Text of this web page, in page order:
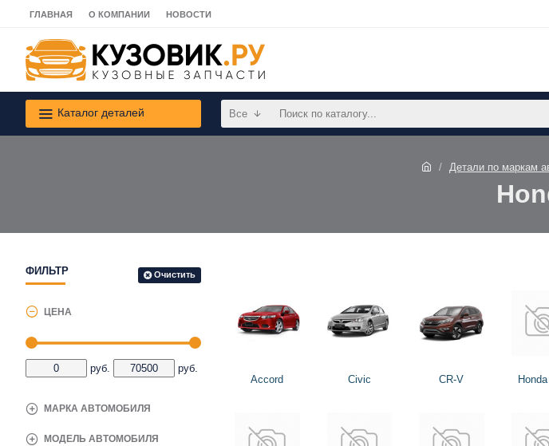
ГЛАВНАЯ О КОМПАНИИ НОВОСТИ
Каталог деталей Все
Детали по маркам
ФИЛЬТР Очистить
ЦЕНА
руб. руб.
МАРКА АВТОМОБИЛЯ
МОДЕЛЬ АВТОМОБИЛЯ
Accord Civic CR-V